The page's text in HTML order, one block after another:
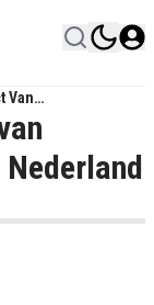
Van
Nederland